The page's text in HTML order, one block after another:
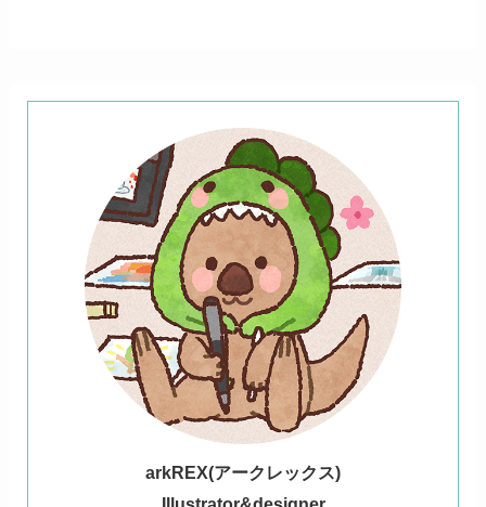
arkREX(アークレックス)